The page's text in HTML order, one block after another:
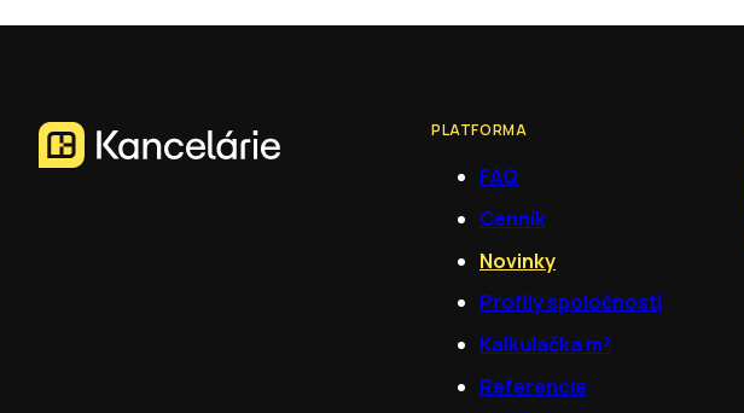
PLATFORMA
FAQ
Cenník
Novinky
Profily spoločností
Kalkulačka m²
Referencie